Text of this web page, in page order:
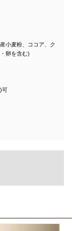
小麦粉、ココア、ク
卵を含む)
可